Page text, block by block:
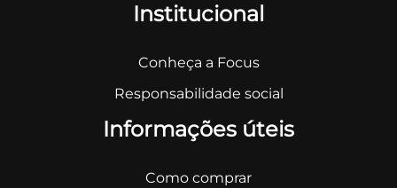
Institucional
Conheça a Focus
Responsabilidade social
Informações úteis
Como comprar